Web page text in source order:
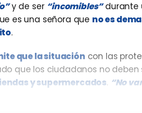
y de ser “incomibles”durante
es una señora que no es
.
que la situación con las
que los ciudadanos no deben
y supermercados. “No